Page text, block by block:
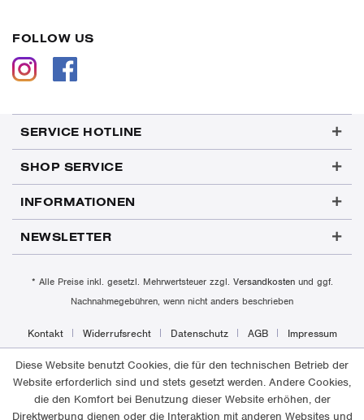
FOLLOW US
SERVICE HOTLINE
SHOP SERVICE
INFORMATIONEN
NEWSLETTER
* Alle Preise inkl. gesetzl. Mehrwertsteuer zzgl. Versandkostenund ggf.
Nachnahmegebühren, wenn nicht anders beschrieben
Kontakt Widerrufsrecht Datenschutz AGB Impressum
Diese Website benutzt Cookies, die für den technischen Betrieb der
Website erforderlich sind und stets gesetzt werden. Andere Cookies,
die den Komfort bei Benutzung dieser Website erhöhen, der
Direktwerbung dienen oder die Interaktion mit anderen Websites und